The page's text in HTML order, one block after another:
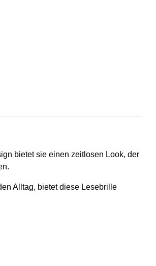
bietet sie einen zeitlosen Look, der
Alltag, bietet diese Lesebrille